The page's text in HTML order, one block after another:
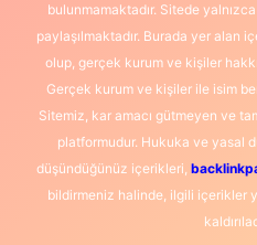
bulunmamaktadır. Sitede
paylaşılmaktadır. Burada yer alan
olup, gerçek kurum ve kişiler
Gerçek kurum ve kişiler ile isim
Sitemiz, kar amacı gütmeyen ve
platformudur. Hukuka ve yasal
düşündüğünüz içerikleri,
bildirmeniz halinde, ilgili içerikler